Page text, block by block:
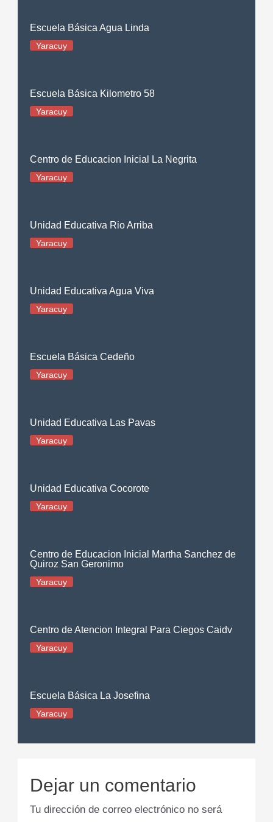
Escuela Básica Agua Linda
Yaracuy
Escuela Básica Kilometro 58
Yaracuy
Centro de Educacion Inicial La Negrita
Yaracuy
Unidad Educativa Rio Arriba
Yaracuy
Unidad Educativa Agua Viva
Yaracuy
Escuela Básica Cedeño
Yaracuy
Unidad Educativa Las Pavas
Yaracuy
Unidad Educativa Cocorote
Yaracuy
Centro de Educacion Inicial Martha Sanchez de
Quiroz San Geronimo
Yaracuy
Centro de Atencion Integral Para Ciegos Caidv
Yaracuy
Escuela Básica La Josefina
Yaracuy
Dejar un comentario
Tu dirección de correo electrónico no será